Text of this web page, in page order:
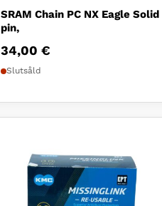
SRAM Chain PC NX Eagle Solid
pin,
34,00 €
Slutsåld